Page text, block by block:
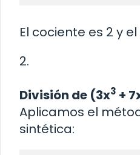
El cociente es 2 y
2.
División de (3x3 +
Aplicamos el
sintética: